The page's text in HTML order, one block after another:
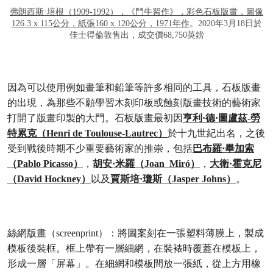
弗朗西斯·培根（1909-1992），《鬥牛習作》，彩色石板版畫，圖像
126.3 x 115公分，紙張160 x 120公分，1971年作。2020年3月18日於
佳士得倫敦售出，成交價68,750英鎊
因為可以使用例如畫筆和鉛筆等許多相同的工具，石板版畫
的出現，為那些不願學習木刻印板或蝕刻版畫技術的藝術家
打開了版畫印製的大門。石板版畫最初因亨利·德·圖盧茲-勞
特累克（Henri de Toulouse-Lautrec） 於十九世紀出名，之後
受到戰後時期不少重要藝術家的推崇，包括巴布羅·畢加索
（Pablo Picasso）
， 胡安·米羅（Joan Miró） ， 大衛·霍克尼
（David Hockney）
以及 賈斯培·瓊斯（Jasper Johns） 。
絲網版畫（screenprint）
：將圖案刻在一張塑料薄膜上，製成
模板後裝框。框上帶有一層細網，在裝裱時覆蓋在模板上，
形成一層「屏幕」。在細網和模板間放一張紙，從上方用橡